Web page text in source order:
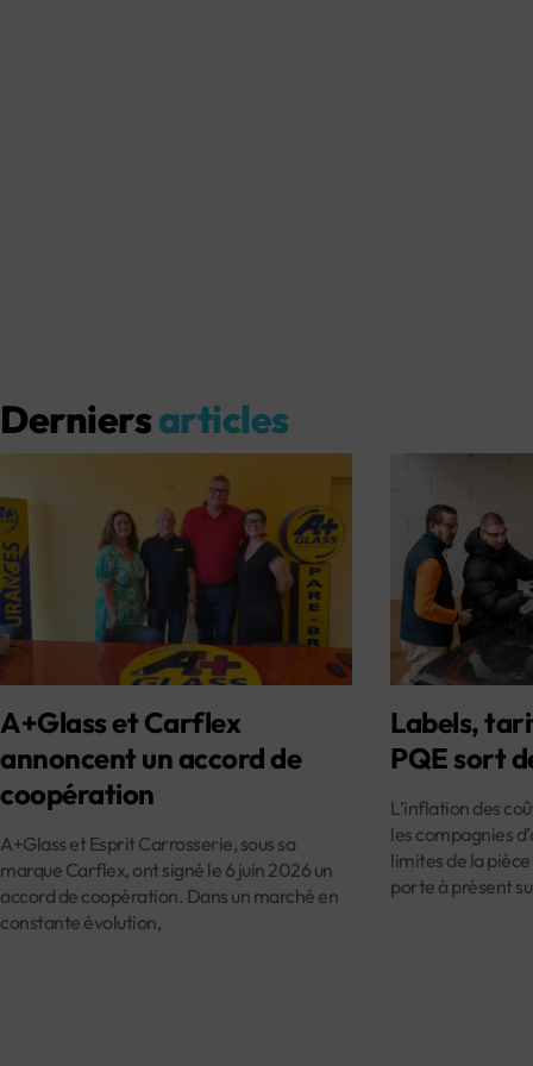
Derniersarticles
A+Glass et Carflex
annoncent un accord de
coopération
A+Glass et Esprit Carrosserie, sous sa
marque Carflex, ont signé le 6 juin 2026 un
accord de coopération. Dans un marché en
constante évolution,
Labels,
PQE sort
L’inflation des
les compagnies
limites de la
porte à présent